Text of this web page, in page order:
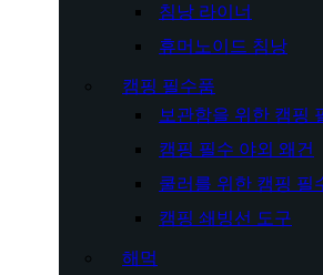
침낭 라이너
휴머노이드 침낭
캠핑 필수품
보관함을 위한 캠핑
캠핑 필수 야외 왜건
쿨러를 위한 캠핑 필
캠핑 쇄빙선 도구
해먹